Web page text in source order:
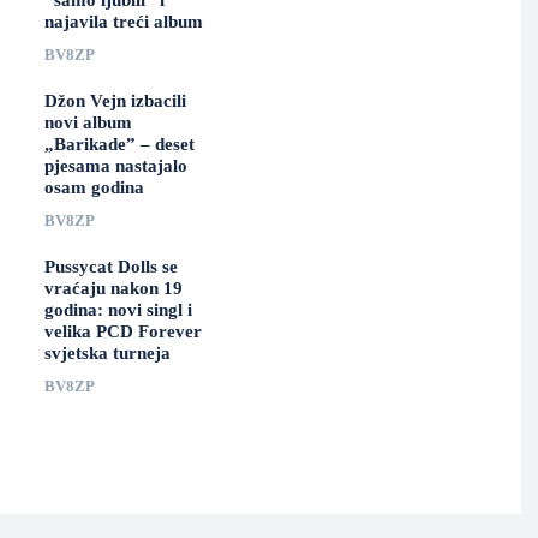
najavila treći album
BV8ZP
Džon Vejn izbacili
novi album
„Barikade” – deset
pjesama nastajalo
osam godina
BV8ZP
Pussycat Dolls se
vraćaju nakon 19
godina: novi singl i
velika PCD Forever
svjetska turneja
BV8ZP